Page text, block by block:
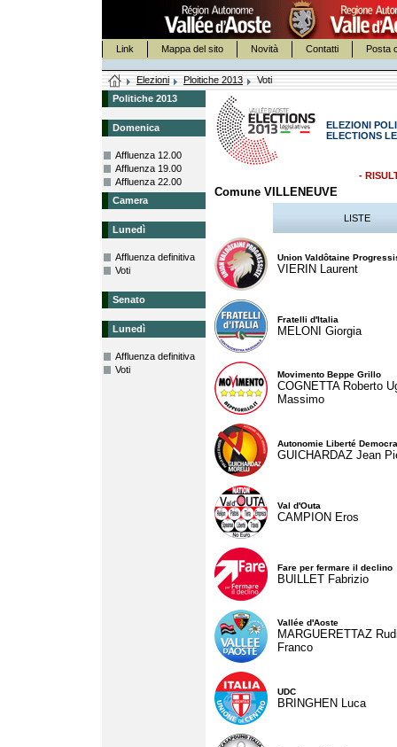
Link Mappa del sito Novità Contatti Posta
Elezioni Ploitiche 2013
Voti
Politiche 2013
Domenica
Affluenza 12.00
Affluenza 19.00
Affluenza 22.00
Camera
Lunedì
Affluenza definitiva
Voti
Senato
Lunedì
Affluenza definitiva
Voti
ELEZIONI
ELECTIONS
-
Comune VILLENEUVE
LISTE
Union Valdôtaine
VIERIN Laurent
Fratelli d'Italia
MELONI Giorgia
Movimento Beppe Grillo
COGNETTA Roberto
Massimo
Autonomie Liberté
GUICHARDAZ Jean
Val d'Outa
CAMPION Eros
Fare per fermare il declino
BUILLET Fabrizio
Vallée d'Aoste
MARGUERETTAZ
Franco
UDC
BRINGHEN Luca